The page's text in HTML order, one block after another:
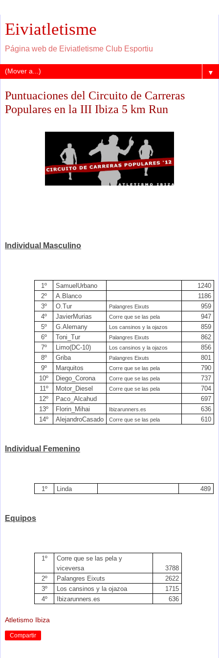
Eiviatletisme
Página web de Eiviatletisme Club Esportiu
▼
Puntuaciones del Circuito de Carreras
Populares en la III Ibiza 5 km Run
Individual Masculino
1º SamuelUrbano
1240
2º
A.Blanco
1186
3º
O.Tur Palangres Eixuts
959
4º
JavierMurias Corre que se las pela
947
5º
G.Alemany Los cansinos y la ojazos
859
6º
Toni_Tur Palangres Eixuts
862
7º
Limo(DC-10) Los cansinos y la ojazos
856
8º
Griba Palangres Eixuts
801
9º
Marquitos Corre que se las pela
790
10º
Diego_Corona Corre que se las pela
737
11º
Motor_Diesel Corre que se las pela
704
12º
Paco_Alcahud
697
13º
Florin_Mihai Ibizarunners.es
636
14º
AlejandroCasado Corre que se las pela 610
Individual Femenino
1º Linda 489
Equipos
1º
Corre que se las pela y
viceversa
3788
2º
Palangres Eixuts
2622
3º
Los cansinos y la ojazoa
1715
4º
Ibizarunners.es 636
Atletismo Ibiza
Compartir